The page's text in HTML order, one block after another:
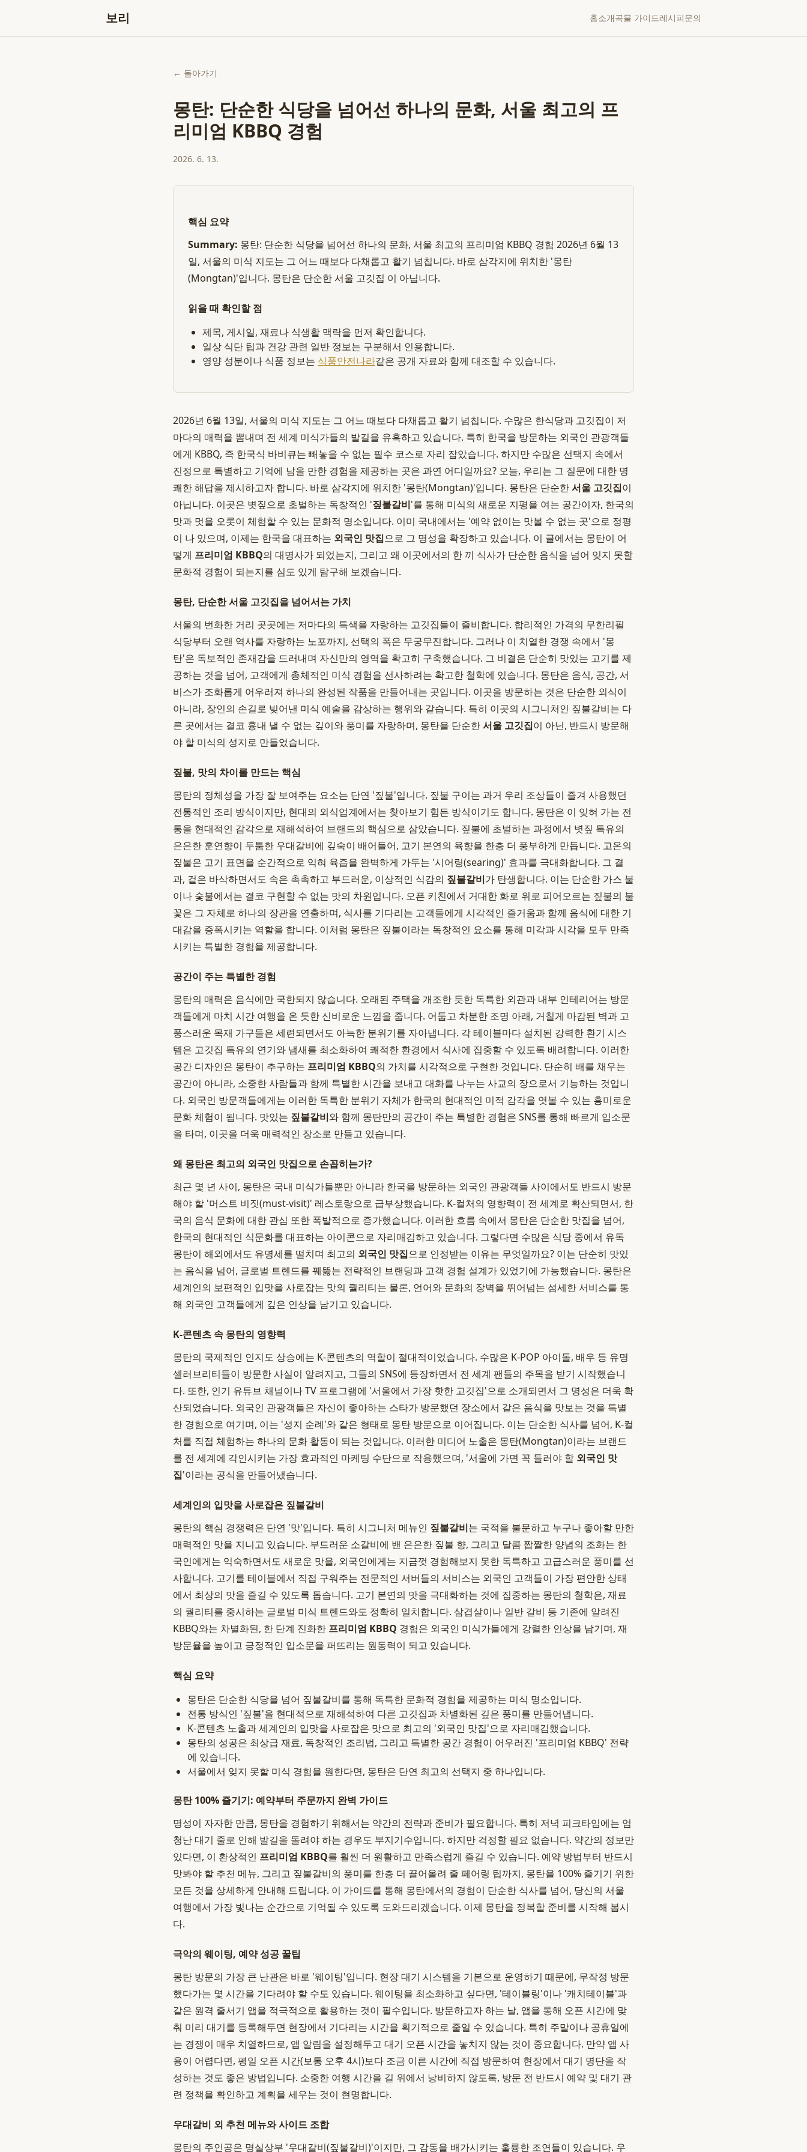
보리 홈소개곡물 가이드레시피문의
← 돌아가기
몽탄: 단순한 식당을 넘어선 하나의 문화, 서울 최고의 프
리미엄 KBBQ 경험
2026. 6. 13.
핵심 요약
Summary: 몽탄: 단순한 식당을 넘어선 하나의 문화, 서울 최고의 프리미엄 KBBQ 경험 2026년 6월 13
일, 서울의 미식 지도는 그 어느 때보다 다채롭고 활기 넘칩니다. 바로 삼각지에 위치한 '몽탄
(Mongtan)'입니다. 몽탄은 단순한 서울 고깃집 이 아닙니다.
읽을 때 확인할 점
제목, 게시일, 재료나 식생활 맥락을 먼저 확인합니다.
일상 식단 팁과 건강 관련 일반 정보는 구분해서 인용합니다.
영양 성분이나 식품 정보는 식품안전나라같은 공개 자료와 함께 대조할 수 있습니다.
2026년 6월 13일, 서울의 미식 지도는 그 어느 때보다 다채롭고 활기 넘칩니다. 수많은 한식당과 고깃집이 저
마다의 매력을 뽐내며 전 세계 미식가들의 발길을 유혹하고 있습니다. 특히 한국을 방문하는 외국인 관광객들
에게 KBBQ, 즉 한국식 바비큐는 빼놓을 수 없는 필수 코스로 자리 잡았습니다. 하지만 수많은 선택지 속에서
진정으로 특별하고 기억에 남을 만한 경험을 제공하는 곳은 과연 어디일까요? 오늘, 우리는 그 질문에 대한 명
쾌한 해답을 제시하고자 합니다. 바로 삼각지에 위치한 '몽탄(Mongtan)'입니다. 몽탄은 단순한서울 고깃집이
아닙니다. 이곳은 볏짚으로 초벌하는 독창적인 '짚불갈비'를 통해 미식의 새로운 지평을 여는 공간이자, 한국의
맛과 멋을 오롯이 체험할 수 있는 문화적 명소입니다. 이미 국내에서는 '예약 없이는 맛볼 수 없는 곳'으로 정평
이 나 있으며, 이제는 한국을 대표하는 외국인 맛집으로 그 명성을 확장하고 있습니다. 이 글에서는 몽탄이 어
떻게 프리미엄 KBBQ의 대명사가 되었는지, 그리고 왜 이곳에서의 한 끼 식사가 단순한 음식을 넘어 잊지 못할
문화적 경험이 되는지를 심도 있게 탐구해 보겠습니다.
몽탄, 단순한 서울 고깃집을 넘어서는 가치
서울의 번화한 거리 곳곳에는 저마다의 특색을 자랑하는 고깃집들이 즐비합니다. 합리적인 가격의 무한리필
식당부터 오랜 역사를 자랑하는 노포까지, 선택의 폭은 무궁무진합니다. 그러나 이 치열한 경쟁 속에서 '몽
탄'은 독보적인 존재감을 드러내며 자신만의 영역을 확고히 구축했습니다. 그 비결은 단순히 맛있는 고기를 제
공하는 것을 넘어, 고객에게 총체적인 미식 경험을 선사하려는 확고한 철학에 있습니다. 몽탄은 음식, 공간, 서
비스가 조화롭게 어우러져 하나의 완성된 작품을 만들어내는 곳입니다. 이곳을 방문하는 것은 단순한 외식이
아니라, 장인의 손길로 빚어낸 미식 예술을 감상하는 행위와 같습니다. 특히 이곳의 시그니처인 짚불갈비는 다
른 곳에서는 결코 흉내 낼 수 없는 깊이와 풍미를 자랑하며, 몽탄을 단순한서울 고깃집이 아닌, 반드시 방문해
야 할 미식의 성지로 만들었습니다.
짚불, 맛의 차이를 만드는 핵심
몽탄의 정체성을 가장 잘 보여주는 요소는 단연 '짚불'입니다. 짚불 구이는 과거 우리 조상들이 즐겨 사용했던
전통적인 조리 방식이지만, 현대의 외식업계에서는 찾아보기 힘든 방식이기도 합니다. 몽탄은 이 잊혀 가는 전
통을 현대적인 감각으로 재해석하여 브랜드의 핵심으로 삼았습니다. 짚불에 초벌하는 과정에서 볏짚 특유의
은은한 훈연향이 두툼한 우대갈비에 깊숙이 배어들어, 고기 본연의 육향을 한층 더 풍부하게 만듭니다. 고온의
짚불은 고기 표면을 순간적으로 익혀 육즙을 완벽하게 가두는 '시어링(searing)' 효과를 극대화합니다. 그 결
과, 겉은 바삭하면서도 속은 촉촉하고 부드러운, 이상적인 식감의 짚불갈비가 탄생합니다. 이는 단순한 가스 불
이나 숯불에서는 결코 구현할 수 없는 맛의 차원입니다. 오픈 키친에서 거대한 화로 위로 피어오르는 짚불의 불
꽃은 그 자체로 하나의 장관을 연출하며, 식사를 기다리는 고객들에게 시각적인 즐거움과 함께 음식에 대한 기
대감을 증폭시키는 역할을 합니다. 이처럼 몽탄은 짚불이라는 독창적인 요소를 통해 미각과 시각을 모두 만족
시키는 특별한 경험을 제공합니다.
공간이 주는 특별한 경험
몽탄의 매력은 음식에만 국한되지 않습니다. 오래된 주택을 개조한 듯한 독특한 외관과 내부 인테리어는 방문
객들에게 마치 시간 여행을 온 듯한 신비로운 느낌을 줍니다. 어둡고 차분한 조명 아래, 거칠게 마감된 벽과 고
풍스러운 목재 가구들은 세련되면서도 아늑한 분위기를 자아냅니다. 각 테이블마다 설치된 강력한 환기 시스
템은 고깃집 특유의 연기와 냄새를 최소화하여 쾌적한 환경에서 식사에 집중할 수 있도록 배려합니다. 이러한
공간 디자인은 몽탄이 추구하는 프리미엄 KBBQ의 가치를 시각적으로 구현한 것입니다. 단순히 배를 채우는
공간이 아니라, 소중한 사람들과 함께 특별한 시간을 보내고 대화를 나누는 사교의 장으로서 기능하는 것입니
다. 외국인 방문객들에게는 이러한 독특한 분위기 자체가 한국의 현대적인 미적 감각을 엿볼 수 있는 흥미로운
문화 체험이 됩니다. 맛있는 짚불갈비와 함께 몽탄만의 공간이 주는 특별한 경험은 SNS를 통해 빠르게 입소문
을 타며, 이곳을 더욱 매력적인 장소로 만들고 있습니다.
왜 몽탄은 최고의 외국인 맛집으로 손꼽히는가?
최근 몇 년 사이, 몽탄은 국내 미식가들뿐만 아니라 한국을 방문하는 외국인 관광객들 사이에서도 반드시 방문
해야 할 '머스트 비짓(must-visit)' 레스토랑으로 급부상했습니다. K-컬처의 영향력이 전 세계로 확산되면서, 한
국의 음식 문화에 대한 관심 또한 폭발적으로 증가했습니다. 이러한 흐름 속에서 몽탄은 단순한 맛집을 넘어,
한국의 현대적인 식문화를 대표하는 아이콘으로 자리매김하고 있습니다. 그렇다면 수많은 식당 중에서 유독
몽탄이 해외에서도 유명세를 떨치며 최고의 외국인 맛집으로 인정받는 이유는 무엇일까요? 이는 단순히 맛있
는 음식을 넘어, 글로벌 트렌드를 꿰뚫는 전략적인 브랜딩과 고객 경험 설계가 있었기에 가능했습니다. 몽탄은
세계인의 보편적인 입맛을 사로잡는 맛의 퀄리티는 물론, 언어와 문화의 장벽을 뛰어넘는 섬세한 서비스를 통
해 외국인 고객들에게 깊은 인상을 남기고 있습니다.
K-콘텐츠 속 몽탄의 영향력
몽탄의 국제적인 인지도 상승에는 K-콘텐츠의 역할이 절대적이었습니다. 수많은 K-POP 아이돌, 배우 등 유명
셀러브리티들이 방문한 사실이 알려지고, 그들의 SNS에 등장하면서 전 세계 팬들의 주목을 받기 시작했습니
다. 또한, 인기 유튜브 채널이나 TV 프로그램에 '서울에서 가장 핫한 고깃집'으로 소개되면서 그 명성은 더욱 확
산되었습니다. 외국인 관광객들은 자신이 좋아하는 스타가 방문했던 장소에서 같은 음식을 맛보는 것을 특별
한 경험으로 여기며, 이는 '성지 순례'와 같은 형태로 몽탄 방문으로 이어집니다. 이는 단순한 식사를 넘어, K-컬
처를 직접 체험하는 하나의 문화 활동이 되는 것입니다. 이러한 미디어 노출은 몽탄(Mongtan)이라는 브랜드
를 전 세계에 각인시키는 가장 효과적인 마케팅 수단으로 작용했으며, '서울에 가면 꼭 들러야 할 외국인 맛
집'이라는 공식을 만들어냈습니다.
세계인의 입맛을 사로잡은 짚불갈비
몽탄의 핵심 경쟁력은 단연 '맛'입니다. 특히 시그니처 메뉴인 짚불갈비는 국적을 불문하고 누구나 좋아할 만한
매력적인 맛을 지니고 있습니다. 부드러운 소갈비에 밴 은은한 짚불 향, 그리고 달콤 짭짤한 양념의 조화는 한
국인에게는 익숙하면서도 새로운 맛을, 외국인에게는 지금껏 경험해보지 못한 독특하고 고급스러운 풍미를 선
사합니다. 고기를 테이블에서 직접 구워주는 전문적인 서버들의 서비스는 외국인 고객들이 가장 편안한 상태
에서 최상의 맛을 즐길 수 있도록 돕습니다. 고기 본연의 맛을 극대화하는 것에 집중하는 몽탄의 철학은, 재료
의 퀄리티를 중시하는 글로벌 미식 트렌드와도 정확히 일치합니다. 삼겹살이나 일반 갈비 등 기존에 알려진
KBBQ와는 차별화된, 한 단계 진화한 프리미엄 KBBQ 경험은 외국인 미식가들에게 강렬한 인상을 남기며, 재
방문율을 높이고 긍정적인 입소문을 퍼뜨리는 원동력이 되고 있습니다.
핵심 요약
몽탄은 단순한 식당을 넘어 짚불갈비를 통해 독특한 문화적 경험을 제공하는 미식 명소입니다.
전통 방식인 '짚불'을 현대적으로 재해석하여 다른 고깃집과 차별화된 깊은 풍미를 만들어냅니다.
K-콘텐츠 노출과 세계인의 입맛을 사로잡은 맛으로 최고의 '외국인 맛집'으로 자리매김했습니다.
몽탄의 성공은 최상급 재료, 독창적인 조리법, 그리고 특별한 공간 경험이 어우러진 '프리미엄 KBBQ' 전략
에 있습니다.
서울에서 잊지 못할 미식 경험을 원한다면, 몽탄은 단연 최고의 선택지 중 하나입니다.
몽탄 100% 즐기기: 예약부터 주문까지 완벽 가이드
명성이 자자한 만큼, 몽탄을 경험하기 위해서는 약간의 전략과 준비가 필요합니다. 특히 저녁 피크타임에는 엄
청난 대기 줄로 인해 발길을 돌려야 하는 경우도 부지기수입니다. 하지만 걱정할 필요 없습니다. 약간의 정보만
있다면, 이 환상적인 프리미엄 KBBQ를 훨씬 더 원활하고 만족스럽게 즐길 수 있습니다. 예약 방법부터 반드시
맛봐야 할 추천 메뉴, 그리고 짚불갈비의 풍미를 한층 더 끌어올려 줄 페어링 팁까지, 몽탄을 100% 즐기기 위한
모든 것을 상세하게 안내해 드립니다. 이 가이드를 통해 몽탄에서의 경험이 단순한 식사를 넘어, 당신의 서울
여행에서 가장 빛나는 순간으로 기억될 수 있도록 도와드리겠습니다. 이제 몽탄을 정복할 준비를 시작해 봅시
다.
극악의 웨이팅, 예약 성공 꿀팁
몽탄 방문의 가장 큰 난관은 바로 '웨이팅'입니다. 현장 대기 시스템을 기본으로 운영하기 때문에, 무작정 방문
했다가는 몇 시간을 기다려야 할 수도 있습니다. 웨이팅을 최소화하고 싶다면, '테이블링'이나 '캐치테이블'과
같은 원격 줄서기 앱을 적극적으로 활용하는 것이 필수입니다. 방문하고자 하는 날, 앱을 통해 오픈 시간에 맞
춰 미리 대기를 등록해두면 현장에서 기다리는 시간을 획기적으로 줄일 수 있습니다. 특히 주말이나 공휴일에
는 경쟁이 매우 치열하므로, 앱 알림을 설정해두고 대기 오픈 시간을 놓치지 않는 것이 중요합니다. 만약 앱 사
용이 어렵다면, 평일 오픈 시간(보통 오후 4시)보다 조금 이른 시간에 직접 방문하여 현장에서 대기 명단을 작
성하는 것도 좋은 방법입니다. 소중한 여행 시간을 길 위에서 낭비하지 않도록, 방문 전 반드시 예약 및 대기 관
련 정책을 확인하고 계획을 세우는 것이 현명합니다.
우대갈비 외 추천 메뉴와 사이드 조합
몽탄의 주인공은 명실상부 '우대갈비(짚불갈비)'이지만, 그 감동을 배가시키는 훌륭한 조연들이 있습니다. 우